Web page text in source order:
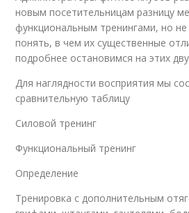
новым посетительницам разницу
функциональным тренингами, но
понять, в чем их существенные
подробнее остановимся на этих
Для наглядности восприятия мы
сравнительную таблицу
Силовой тренинг
Функциональный тренинг
Определение
Тренировка с дополнительным